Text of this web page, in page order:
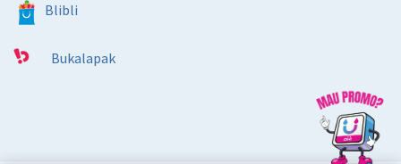
Blibli
Bukalapak